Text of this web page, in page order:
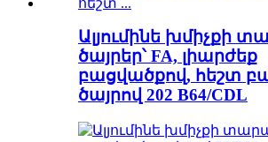
Ալյումինե խմիչքի
ծայրեր՝ FA, լիարժեք
բացվածքով, հեշտ
ծայրով 202 B64/CDL